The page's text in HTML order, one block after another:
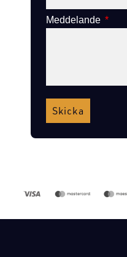
Meddelande
Skicka